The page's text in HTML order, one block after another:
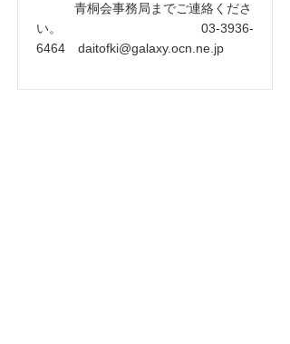
青桐会事務局までご連絡くださ
い。
03-3936-
6464
daitofki@galaxy.ocn.ne.jp